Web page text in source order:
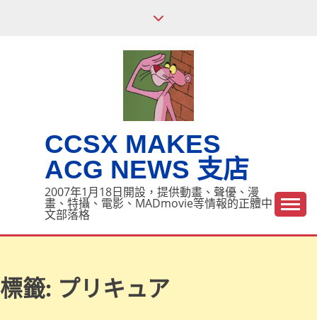
CCSX MAKES
ACG NEWS 支店
2007年1月18日開設，提供動畫、聲優、漫
畫、特攝、電影、MADmovie等情報的正體中
文部落格
標籤: プリキュア